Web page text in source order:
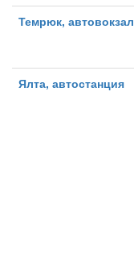
Темрюк, автовокзал
Ялта, автостанция